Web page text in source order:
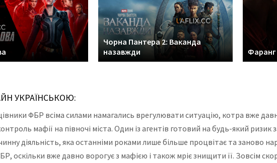
Чорна Пантера 2: Ваканда
назавжди
УКРАЇНСЬКОЮ:
ФБР всіма силами намагались врегулювати ситуацію, котра вже
мафії на півночі міста. Один із агентів готовий на будь-який ризик
діяльність, яка останніми роками лише більше процвітає та заново
оскільки вже давно ворогує з мафією і також мріє знищити її. Зовсім